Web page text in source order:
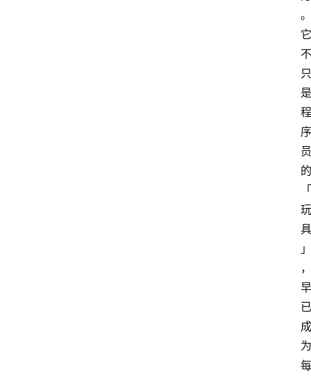
。
它
不
只
是
程
序
员
的
「
玩
具
」
，
早
已
成
为
每